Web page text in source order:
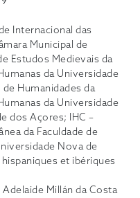
Internacional das
Municipal de
Estudos Medievais da
da Universidade
Humanidades da
da Universidade
dos Açores; IHC –
da Faculdade de
Nova de
et ibériques
Adelaide Millán da Costa